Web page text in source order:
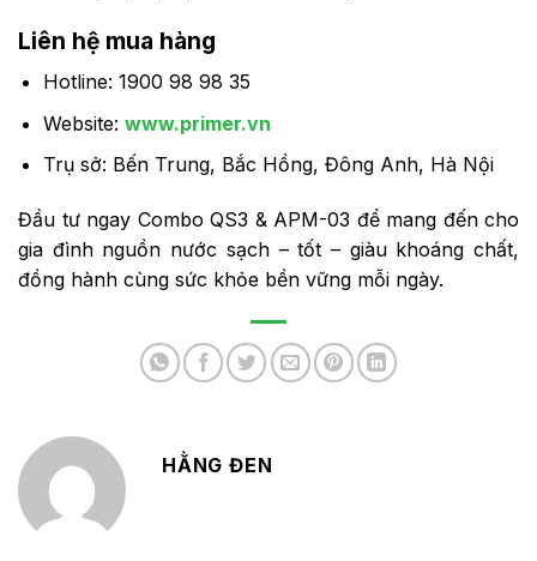
Liên hệ mua hàng
Hotline: 1900 98 98 35
Website: www.primer.vn
Trụ sở: Bến Trung, Bắc Hồng, Đông Anh, Hà Nội
Đầu tư ngay Combo QS3 & APM-03 để mang đến cho
gia đình nguồn nước sạch – tốt – giàu khoáng chất,
đồng hành cùng sức khỏe bền vững mỗi ngày.
HẰNG ĐEN